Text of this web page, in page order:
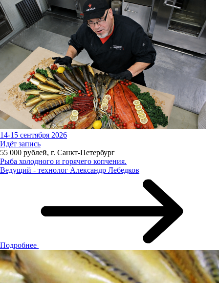
14-15 сентября 2026
Идёт запись
55 000 рублей, г. Санкт-Петербург
Рыба холодного и горячего копчения.
Ведущий - технолог Александр Лебедков
Подробнее